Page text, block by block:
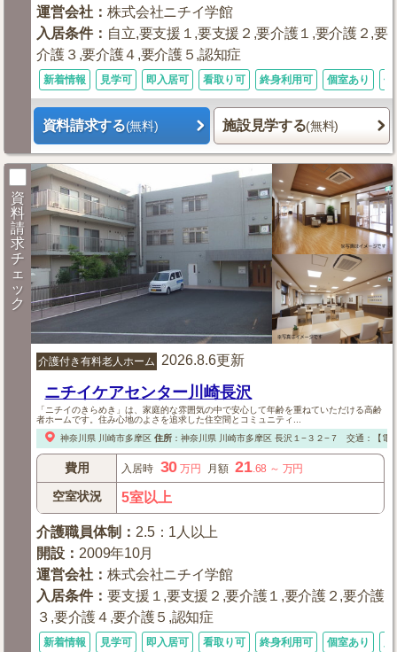
運営会社 ：株式会社ニチイ学館
入居条件： 自立,要支援１,要支援２,要介護１,要介護２,要
介護３,要介護４,要介護５,認知症
新着情報 見学可 即入居可 看取り可 終身利用可 個室あり 体
資料請求する(無料) 施設見学する(無料)
資
料
請
求
チ
ェ
ッ
ク
介護付き有料老人ホーム 2026.8.6更新
ニチイケアセンター川崎長沢
「ニチイのきらめき」は、家庭的な雰囲気の中で安心して年齢を重ねていただける高齢
者ホームです。住み心地のよさを追求した住空間とコミュニティ...
神奈川県 川崎市多摩区 住所： 神奈川県 川崎市多摩区長沢１−３２−７ 交通：【電
費用 入居時 30 万円 月額 21.68 ～ 万円
空室状況 5室以上
介護職員体制 ： 2.5：1人以上
開設 ： 2009年10月
運営会社 ：株式会社ニチイ学館
入居条件：要支援１,要支援２,要介護１,要介護２,要介護
３,要介護４,要介護５,認知症
新着情報 見学可 即入居可 看取り可 終身利用可 個室あり